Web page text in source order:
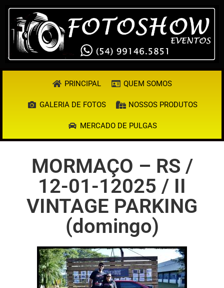
PRINCIPAL QUEM SOMOS
GALERIA DE FOTOS NOSSOS PRODUTOS
MERCADO DE PULGAS
MORMAÇO – RS /
12-01-12025 / II
VINTAGE PARKING
(domingo)